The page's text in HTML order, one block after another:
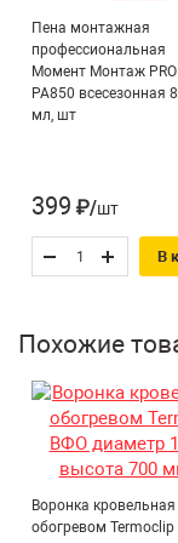
окружающей
условиям;
Высокая
отверстии в
кабеля, не
Пена монтажная
профессиональная
Момент Монтаж
PA850 всесезонная
мл, шт
399 ₽/шт
В
Похожие
Воронка кровельная
обогревом